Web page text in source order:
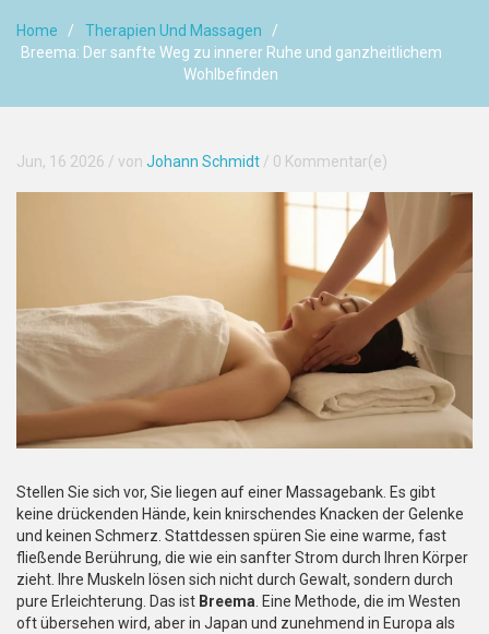
Home
Therapien Und Massagen
Breema: Der sanfte Weg zu innerer Ruhe und ganzheitlichem
Wohlbefinden
Jun, 16 2026 / von Johann Schmidt / 0 Kommentar(e)
Stellen Sie sich vor, Sie liegen auf einer Massagebank. Es gibt
keine drückenden Hände, kein knirschendes Knacken der Gelenke
und keinen Schmerz. Stattdessen spüren Sie eine warme, fast
fließende Berührung, die wie ein sanfter Strom durch Ihren Körper
zieht. Ihre Muskeln lösen sich nicht durch Gewalt, sondern durch
pure Erleichterung. Das ist Breema . Eine Methode, die im Westen
oft übersehen wird, aber in Japan und zunehmend in Europa als